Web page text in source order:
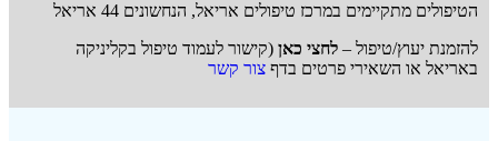
הטיפולים מתקיימים במרכז טיפולים אריאל, הנחשונים 44 אריאל
להזמנת יעוץ/טיפול – לחצי כאן (קישור לעמוד טיפול בקליניקה
באריאל או השאירי פרטים בדף צור קשר